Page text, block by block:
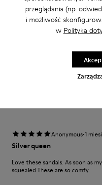
przeglądania (np.
i możliwość
w Polityka
Confortable pratique et
C’est notre 2eme paire de ce
Przetłumacz Opinię
Anonymous·1
Silver queen
Love these sandals. As soon as
squealed These are so comfy.